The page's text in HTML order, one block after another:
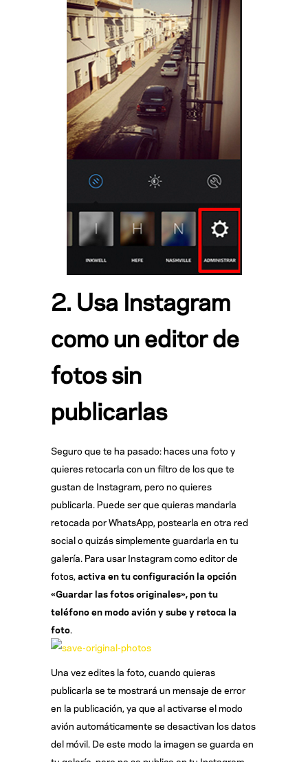
2. Usa Instagram
como un editor de
fotos sin
publicarlas
Seguro que te ha pasado: haces una foto y
quieres retocarla con un filtro de los que te
gustan de Instagram, pero no quieres
publicarla. Puede ser que quieras mandarla
retocada por WhatsApp, postearla en otra red
social o quizás simplemente guardarla en tu
galería. Para usar Instagram como editor de
fotos,activa en tu configuración la opción
«Guardar las fotos originales», pon tu
teléfono en modo avión y sube y retoca la
foto.
Una vez edites la foto, cuando quieras
publicarla se te mostrará un mensaje de error
en la publicación, ya que al activarse el modo
avión automáticamente se desactivan los datos
del móvil. De este modo la imagen se guarda en